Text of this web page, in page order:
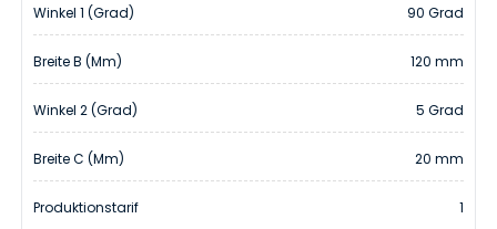
Winkel 1 (Grad) 90 Grad
Breite B (mm) 120 mm
Winkel 2 (Grad) 5 Grad
Breite C (mm) 20 mm
Produktionstarif 1